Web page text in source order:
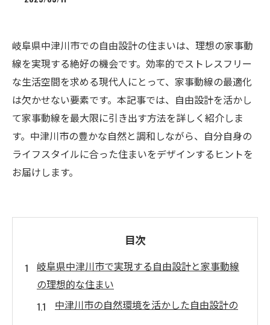
岐阜県中津川市での自由設計の住まいは、理想の家事動
線を実現する絶好の機会です。効率的でストレスフリー
な生活空間を求める現代人にとって、家事動線の最適化
は欠かせない要素です。本記事では、自由設計を活かし
て家事動線を最大限に引き出す方法を詳しく紹介しま
す。中津川市の豊かな自然と調和しながら、自分自身の
ライフスタイルに合った住まいをデザインするヒントを
お届けします。
目次
岐阜県中津川市で実現する自由設計と家事動線
の理想的な住まい
中津川市の自然環境を活かした自由設計の